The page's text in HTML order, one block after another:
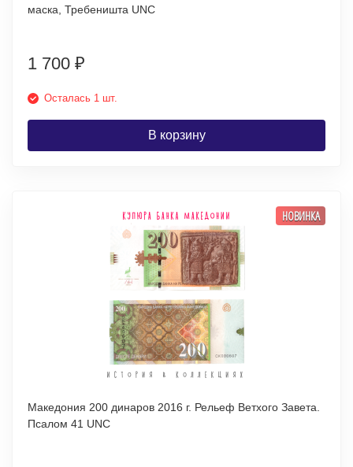
маска, Требеништа UNC
1 700 ₽
Осталась 1 шт.
В корзину
НОВИНКА
Македония 200 динаров 2016 г. Рельеф Ветхого Завета.
Псалом 41 UNC